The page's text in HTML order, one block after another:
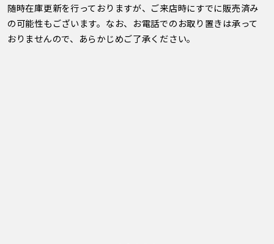
随時在庫更新を行っておりますが、ご来店時にすでに販売済み
の可能性もございます。なお、お電話でのお取り置きは承って
おりませんので、あらかじめご了承ください。